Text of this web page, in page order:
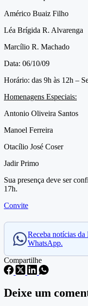
Américo Buaiz Filho
Léa Brígida R. Alvarenga
Marcílio R. Machado
Data: 06/10/09
Horário: das 9h às 12h –
Homenagens Especiais:
Antonio Oliveira Santos
Manoel Ferreira
Otacílio José Coser
Jadir Primo
Sua presença deve ser
17h.
Convite
Receba notícias
WhatsApp.
Compartilhe
Deixe um